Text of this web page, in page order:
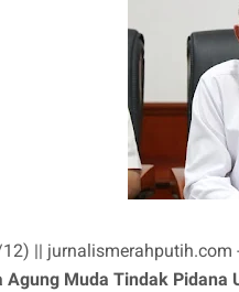
|| jurnalismerahputih.com
Agung Muda Tindak